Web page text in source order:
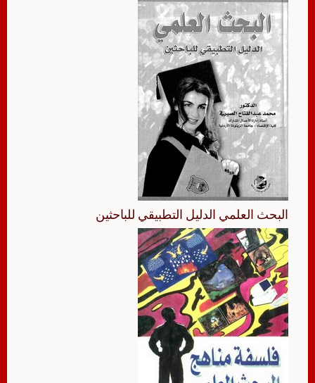
البحث العلمي الدليل التطبيقي للباحثين